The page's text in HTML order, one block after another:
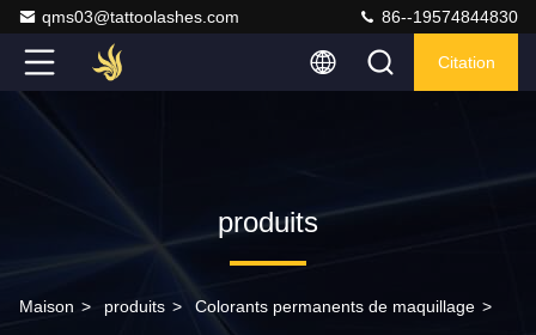
qms03@tattoolashes.com 86--19574844830
Citation
produits
Maison > produits > Colorants permanents de maquillage >